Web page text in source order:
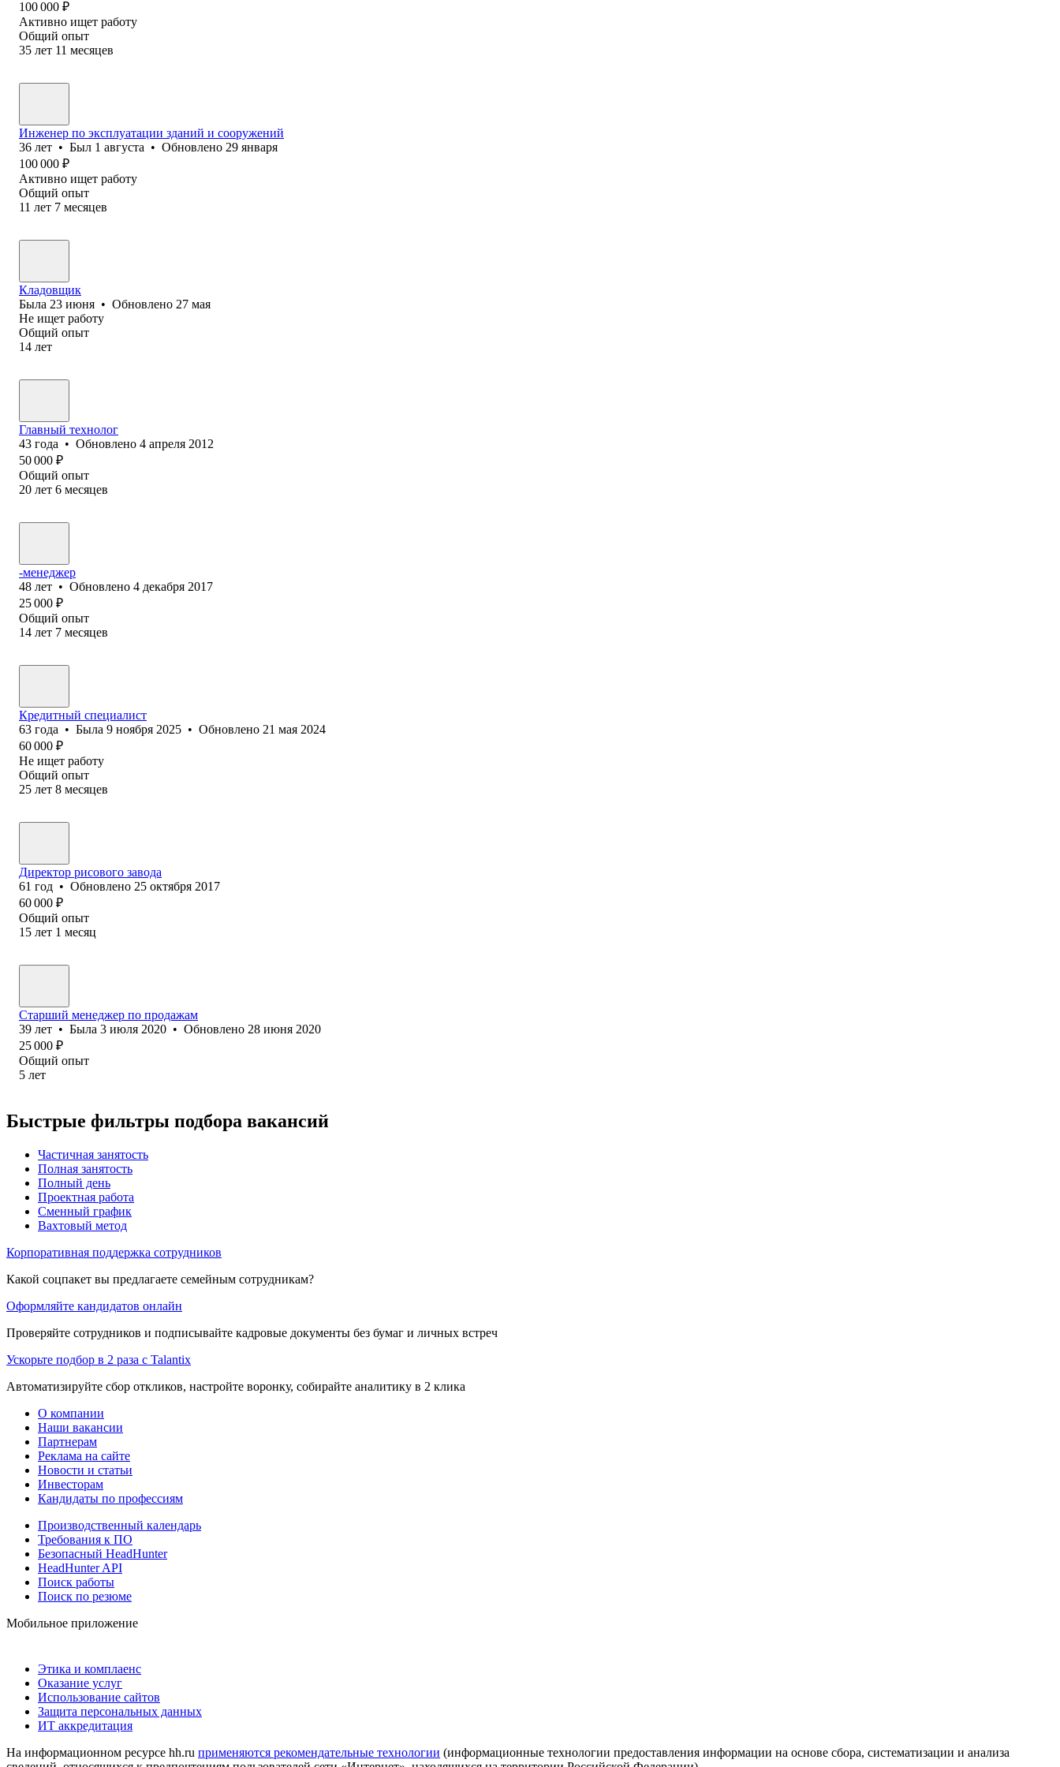
100 000 ₽
Активно ищет работу
Общий опыт
35 лет 11 месяцев
Инженер по эксплуатации зданий и сооружений
36 лет • Был 1 августа • Обновлено 29 января
100 000 ₽
Активно ищет работу
Общий опыт
11 лет 7 месяцев
Кладовщик
Была 23 июня • Обновлено 27 мая
Не ищет работу
Общий опыт
14 лет
Главный технолог
43 года • Обновлено 4 апреля 2012
50 000 ₽
Общий опыт
20 лет 6 месяцев
-менеджер
48 лет • Обновлено 4 декабря 2017
25 000 ₽
Общий опыт
14 лет 7 месяцев
Кредитный специалист
63 года • Была 9 ноября 2025 • Обновлено 21 мая 2024
60 000 ₽
Не ищет работу
Общий опыт
25 лет 8 месяцев
Директор рис‎ового завода
61 год • Обновлено 25 октября 2017
60 000 ₽
Общий опыт
15 лет 1 месяц
Старший менеджер по продажам
39 лет • Была 3 июля 2020 • Обновлено 28 июня 2020
25 000 ₽
Общий опыт
5 лет
Быстрые фильтры подбора вакансий
Частичная занятость
Полная занятость
Полный день
Проектная работа
Сменный график
Вахтовый метод
Корпоративная поддержка сотрудников
Какой соцпакет вы предлагаете семейным сотрудникам?
Оформляйте кандидатов онлайн
Проверяйте сотрудников и подписывайте кадровые документы без бумаг и личных встреч
Ускорьте подбор в 2 раза с Talantix
Автоматизируйте сбор откликов, настройте воронку, собирайте аналитику в 2 клика
О компании
Наши вакансии
Партнерам
Реклама на сайте
Новости и статьи
Инвесторам
Кандидаты по профессиям
Производственный календарь
Требования к ПО
Безопасный HeadHunter
HeadHunter API
Поиск работы
Поиск по резюме
Мобильное приложение
Этика и комплаенс
Оказание услуг
Использование сайтов
Защита персональных данных
ИТ аккредитация
На информационном ресурсе hh.ru применяются рекомендательные технологии (информационные технологии предоставления информации на основе сбора, систематизации и анализа